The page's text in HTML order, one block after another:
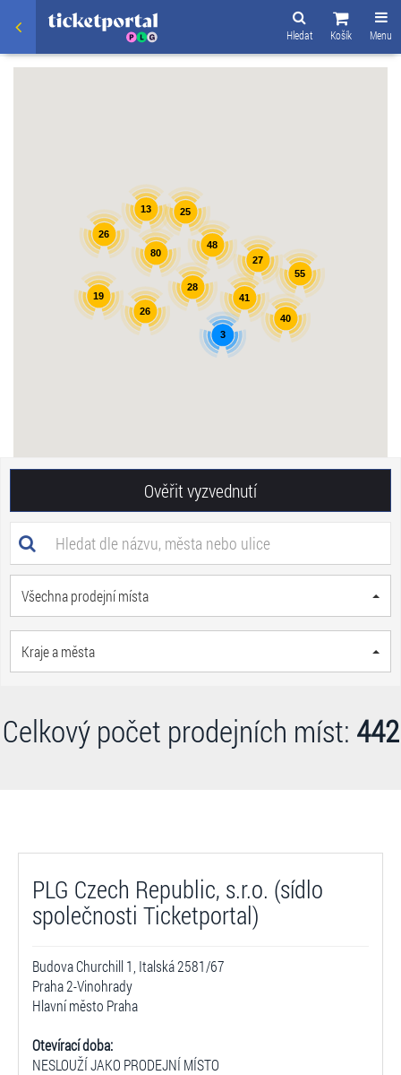
Menu
Košík
Hledat
80
28
48
41
26
40
55
19
26
13 25
27
3
Ověřit vyzvednutí
Všechna prodejní místa
Kraje a města
Celkový počet prodejních míst: 442
PLG Czech Republic, s.r.o. (sídlo
společnosti Ticketportal)
Budova Churchill 1, Italská 2581/67
Praha 2-Vinohrady
Hlavní město Praha
Otevírací doba:
NESLOUŽÍ JAKO PRODEJNÍ MÍSTO